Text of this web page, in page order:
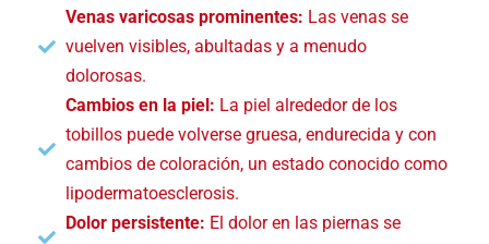
Venas varicosas prominentes: Las venas se
vuelven visibles, abultadas y a menudo
dolorosas.
Cambios en la piel: La piel alrededor de los
tobillos puede volverse gruesa, endurecida y con
cambios de coloración, un estado conocido como
lipodermatoesclerosis.
Dolor persistente: El dolor en las piernas se